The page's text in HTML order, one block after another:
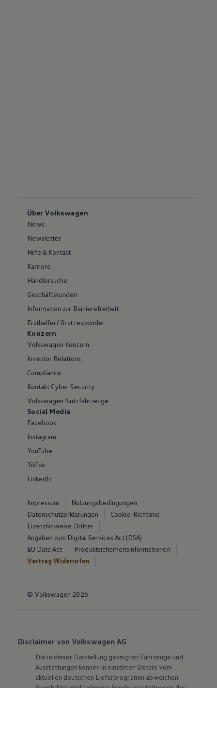
Über Volkswagen
News
Newsletter
Hilfe & Kontakt
Karriere
Händlersuche
Geschäftskunden
Information zur Barrierefreiheit
Ersthelfer/ first responder
Konzern
Volkswagen Konzern
Investor Relations
Compliance
Kontakt Cyber Security
Volkswagen Nutzfahrzeuge
Social Media
Facebook
Instagram
YouTube
TikTok
LinkedIn
Impressum
Nutzungsbedingungen
Datenschutzerklärungen
Cookie-Richtlinie
Lizenzhinweise Dritter
Angaben zum Digital Services Act (DSA)
EU Data Act
Produktsicherheitsinformationen
Vertrag Widerrufen
© Volkswagen 2026
Disclaimer von Volkswagen AG
Die in dieser Darstellung gezeigten Fahrzeuge und
Ausstattungen können in einzelnen Details vom
aktuellen deutschen Lieferprogramm abweichen.
Abgebildet sind teilweise Sonderausstattungen der